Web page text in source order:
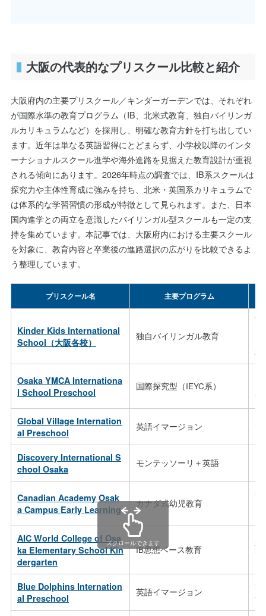
大阪の代表的なプリスクール比較と紹介
大阪府内の主要プリスクール／キンダーガーデンでは、それぞれ
が国際水準の教育プログラム（IB、北米式教育、独自バイリンガ
ルカリキュラムなど）を採用し、明確な教育方針を打ち出してい
ます。近年は単なる英語習得にとどまらず、小学校以降のインタ
ーナショナルスクール進学や海外進路を見据えた教育設計が重視
される傾向にあります。2026年時点の調査では、IB系スクールは
探究力や主体性育成に強みを持ち、北米・英国系カリキュラムで
は体系的な学習習慣の形成が特徴として見られます。また、日本
国内進学との両立を意識したバイリンガル型スクールも一定の支
持を集めています。本記事では、大阪府内における主要スクール
を対象に、教育内容と卒業後の進路選択の広がりを比較できるよ
う整理しています。
プリスクール名 主要プログラム
Kinder Kids International
School（大阪各校）
独自バイリンガル教育
英
校
Osaka YMCA Internationa
l School Preschool
国際探究型（IEYC系）
能
Global Village Internation
al Preschool
英語イマージョン
Discovery International S
chool Osaka
モンテッソーリ＋英語
Canadian Academy Osak
a Campus Early Learning
カナダ式幼児教育
神
AIC World College of Osa
ka Elementary School Kin
dergarten
IB思想ベース教育
探
育
Blue Dolphins Internation
al Preschool
英語イマージョン
英
体
スクロールできます